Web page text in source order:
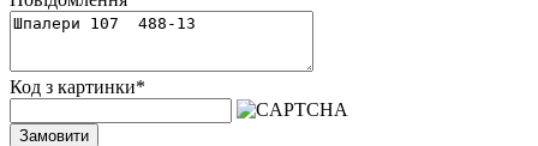
Код з картинки*
Замовити